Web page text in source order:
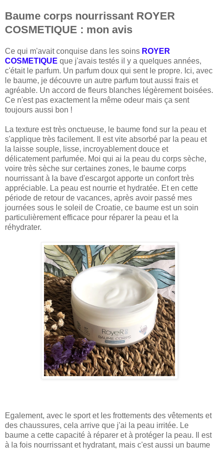
Baume corps nourrissant ROYER
COSMETIQUE : mon avis
Ce qui m'avait conquise dans les soins ROYER
COSMETIQUE que j'avais testés il y a quelques années,
c'était le parfum. Un parfum doux qui sent le propre. Ici, avec
le baume, je découvre un autre parfum tout aussi frais et
agréable. Un accord de fleurs blanches légèrement boisées.
Ce n'est pas exactement la même odeur mais ça sent
toujours aussi bon !
La texture est très onctueuse, le baume fond sur la peau et
s'applique très facilement. Il est vite absorbé par la peau et
la laisse souple, lisse, incroyablement douce et
délicatement parfumée. Moi qui ai la peau du corps sèche,
voire très sèche sur certaines zones, le baume corps
nourrissant à la bave d'escargot apporte un confort très
appréciable. La peau est nourrie et hydratée. Et en cette
période de retour de vacances, après avoir passé mes
journées sous le soleil de Croatie, ce baume est un soin
particulièrement efficace pour réparer la peau et la
réhydrater.
Egalement, avec le sport et les frottements des vêtements et
des chaussures, cela arrive que j'ai la peau irritée. Le
baume a cette capacité à réparer et à protéger la peau. Il est
à la fois nourrissant et hydratant, mais c'est aussi un baume